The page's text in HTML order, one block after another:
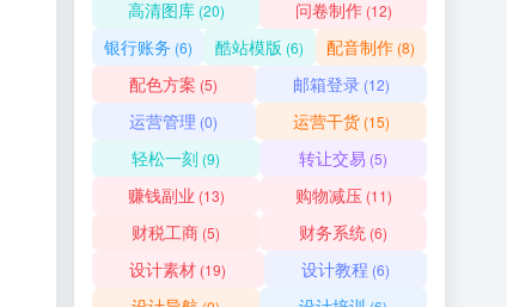
高清图库(20) 问卷制作(12)
银行账务 (6) 酷站模版 (6) 配音制作 (8)
配色方案 (5) 邮箱登录(12)
运营管理 (0) 运营干货(15)
轻松一刻 (9) 转让交易 (5)
赚钱副业 (13) 购物减压(11)
财税工商 (5) 财务系统 (6)
设计素材 (19) 设计教程 (6)